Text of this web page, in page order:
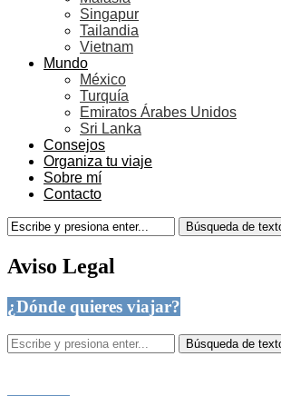
Singapur
Tailandia
Vietnam
Mundo
México
Turquía
Emiratos Árabes Unidos
Sri Lanka
Consejos
Organiza tu viaje
Sobre mí
Contacto
Aviso Legal
¿Dónde quieres viajar?